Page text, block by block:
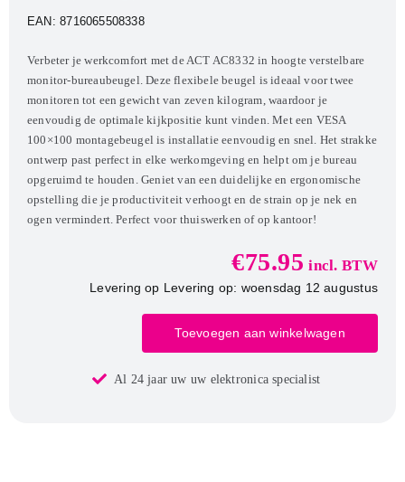
EAN:8716065508338
Verbeter je werkcomfort met de ACT AC8332 in hoogte verstelbare
monitor-bureaubeugel. Deze flexibele beugel is ideaal voor twee
monitoren tot een gewicht van zeven kilogram, waardoor je
eenvoudig de optimale kijkpositie kunt vinden. Met een VESA
100×100 montagebeugel is installatie eenvoudig en snel. Het strakke
ontwerp past perfect in elke werkomgeving en helpt om je bureau
opgeruimd te houden. Geniet van een duidelijke en ergonomische
opstelling die je productiviteit verhoogt en de strain op je nek en
ogen vermindert. Perfect voor thuiswerken of op kantoor!
€75.95 incl. BTW
Levering op Levering op: woensdag 12 augustus
Toevoegen aan winkelwagen
Al 24 jaar uw uw elektronica specialist